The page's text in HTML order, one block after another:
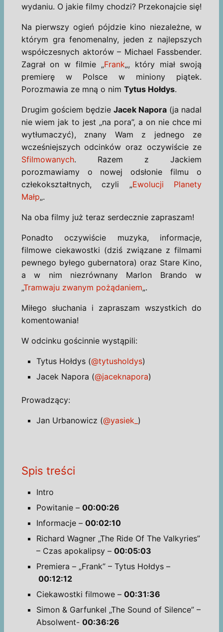
wydaniu. O jakie filmy chodzi? Przekonajcie się!
Na pierwszy ogień pójdzie kino niezależne, w
którym gra fenomenalny, jeden z najlepszych
współczesnych aktorów – Michael Fassbender.
Zagrał on w filmie „Frank„, który miał swoją
premierę w Polsce w miniony piątek.
Porozmawia ze mną o nim Tytus Hołdys.
Drugim gościem będzie Jacek Napora (ja nadal
nie wiem jak to jest „na pora”, a on nie chce mi
wytłumaczyć), znany Wam z jednego ze
wcześniejszych odcinków oraz oczywiście ze
Sfilmowanych. Razem z Jackiem
porozmawiamy o nowej odsłonie filmu o
człekokształtnych, czyli „Ewolucji Planety
Małp„.
Na oba filmy już teraz serdecznie zapraszam!
Ponadto oczywiście muzyka, informacje,
filmowe ciekawostki (dziś związane z filmami
pewnego byłego gubernatora) oraz Stare Kino,
a w nim niezrównany Marlon Brando w
„Tramwaju zwanym pożądaniem„.
Miłego słuchania i zapraszam wszystkich do
komentowania!
W odcinku gościnnie wystąpili:
Tytus Hołdys (@tytusholdys)
Jacek Napora (@jaceknapora)
Prowadzący:
Jan Urbanowicz (@yasiek_ )
Spis treści
Intro
Powitanie – 00:00:26
Informacje – 00:02:10
Richard Wagner „The Ride Of The Valkyries”
– Czas apokalipsy – 00:05:03
Premiera – „Frank” – Tytus Hołdys –
00:12:12
Ciekawostki filmowe – 00:31:36
Simon & Garfunkel „The Sound of Silence” –
Absolwent- 00:36:26